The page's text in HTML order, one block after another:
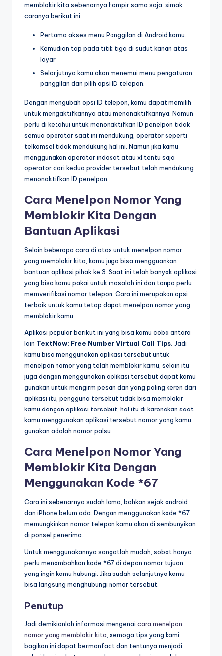
memblokir kita sebenarnya hampir sama saja. simak
caranya berikut ini:
Pertama akses menu Panggilan di Android kamu.
Kemudian tap pada titik tiga di sudut kanan atas
layar.
Selanjutnya kamu akan menemui menu pengaturan
panggilan dan pilih opsi ID telepon.
Dengan mengubah opsi ID telepon, kamu dapat memilih
untuk mengaktifkannya atau menonaktifkannya. Namun
perlu di ketahui untuk menonaktifkan ID penelpon tidak
semua operator saat ini mendukung, operator seperti
telkomsel tidak mendukung hal ini. Namun jika kamu
menggunakan operator indosat atau xl tentu saja
operator dari kedua provider tersebut telah mendukung
menonaktifkan ID penelpon.
Cara Menelpon Nomor Yang
Memblokir Kita Dengan
Bantuan Aplikasi
Selain beberapa cara di atas untuk menelpon nomor
yang memblokir kita, kamu juga bisa mengguankan
bantuan aplikasi pihak ke 3. Saat ini telah banyak aplikasi
yang bisa kamu pakai untuk masalah ini dan tanpa perlu
memverifikasi nomor telepon. Cara ini merupakan opsi
terbaik untuk kamu tetap dapat menelpon nomor yang
memblokir kamu.
Aplikasi popular berikut ini yang bisa kamu coba antara
lain TextNow: Free Number Virtual Call Tips. Jadi
kamu bisa menggunakan aplikasi tersebut untuk
menelpon nomor yang telah memblokir kamu, selain itu
juga dengan menggunakan aplikasi tersebut dapat kamu
gunakan untuk mengirm pesan dan yang paling keren dari
aplikasi itu, pengguna tersebut tidak bisa memblokir
kamu dengan aplikasi tersebut, hal itu di karenakan saat
kamu menggunakan aplikasi tersebut nomor yang kamu
gunakan adalah nomor palsu.
Cara Menelpon Nomor Yang
Memblokir Kita Dengan
Menggunakan Kode *67
Cara ini sebenarnya sudah lama, bahkan sejak android
dan iPhone belum ada. Dengan menggunakan kode *67
memungkinkan nomor telepon kamu akan di sembunyikan
di ponsel penerima.
Untuk menggunakannya sangatlah mudah, sobat hanya
perlu menambahkan kode *67 di depan nomor tujuan
yang ingin kamu hubungi. Jika sudah selanjutnya kamu
bisa langsung menghubungi nomor tersebut.
Penutup
Jadi demikianlah informasi mengenai cara menelpon
nomor yang memblokir kita , semoga tips yang kami
bagikan ini dapat bermanfaat dan tentunya menjadi